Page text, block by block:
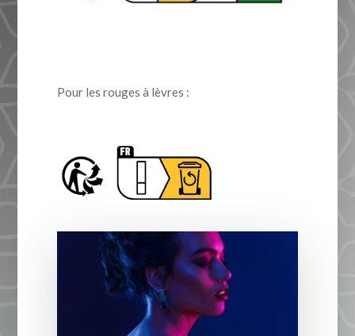
Pour les rouges à lèvres :